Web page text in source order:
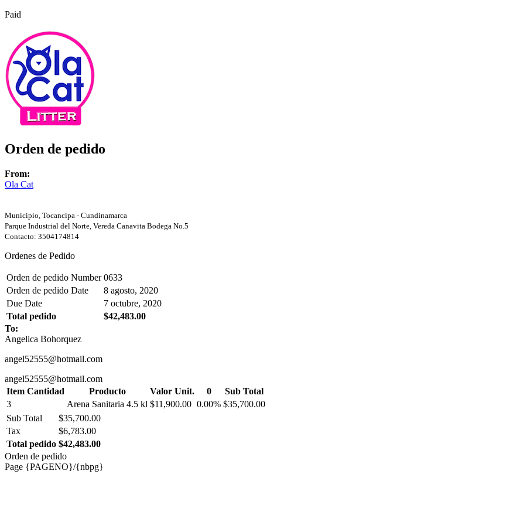
Paid
Orden de pedido
From:
Ola Cat
Municipio, Tocancipa - Cundinamarca
Parque Industrial del Norte, Vereda Canavita Bodega No.5
Contacto: 3504174814
Ordenes de Pedido
Orden de pedido Number 0633
Orden de pedido Date
8 agosto, 2020
Due Date
7 octubre, 2020
Total pedido
$42,483.00
To:
Angelica Bohorquez
angel52555@hotmail.com
angel52555@hotmail.com
Item Cantidad
Producto Valor Unit. 0
Sub Total
3
Arena Sanitaria 4.5 kl $11,900.00 0.00% $35,700.00
Sub Total
$35,700.00
Tax
$6,783.00
Total pedido $42,483.00
Orden de pedido
Page {PAGENO}/{nbpg}